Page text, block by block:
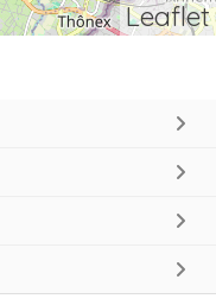
Leaflet